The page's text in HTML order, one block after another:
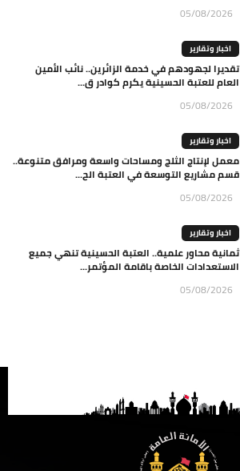
05/08/2026
اخبار وتقارير
تقديرا لجهودهم في خدمة الزائرين.. نائب الأمين
العام للعتبة الحسينية يكرم كوادر ق...
05/08/2026
اخبار وتقارير
معمل لإنتاج الثلج ومساحات واسعة ومرافق متنوعة..
قسم مشاريع التوسعة في العتبة الح...
05/08/2026
اخبار وتقارير
ثمانية محاور علمية.. العتبة الحسينية تنهي جميع
الاستعدادات الخاصة باقامة المؤتمر...
05/08/2026